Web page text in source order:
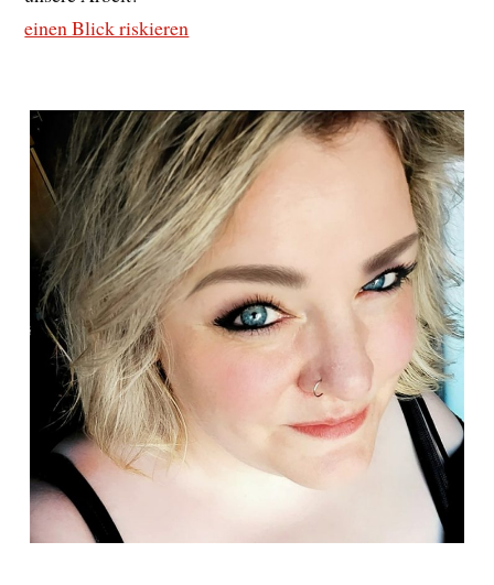
einen Blick riskieren